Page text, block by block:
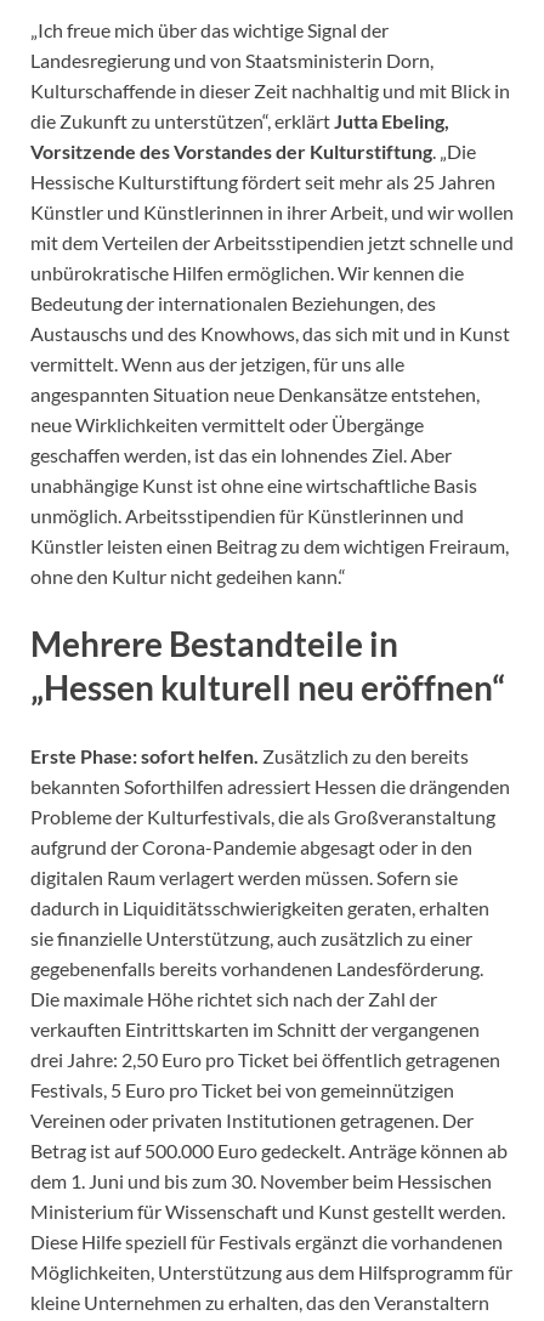
„Ich freue mich über das wichtige Signal der
Landesregierung und von Staatsministerin Dorn,
Kulturschaffende in dieser Zeit nachhaltig und mit Blick in
die Zukunft zu unterstützen“, erklärtJutta Ebeling,
Vorsitzende des Vorstandes der Kulturstiftung. „Die
Hessische Kulturstiftung fördert seit mehr als 25 Jahren
Künstler und Künstlerinnen in ihrer Arbeit, und wir wollen
mit dem Verteilen der Arbeitsstipendien jetzt schnelle und
unbürokratische Hilfen ermöglichen. Wir kennen die
Bedeutung der internationalen Beziehungen, des
Austauschs und des Knowhows, das sich mit und in Kunst
vermittelt. Wenn aus der jetzigen, für uns alle
angespannten Situation neue Denkansätze entstehen,
neue Wirklichkeiten vermittelt oder Übergänge
geschaffen werden, ist das ein lohnendes Ziel. Aber
unabhängige Kunst ist ohne eine wirtschaftliche Basis
unmöglich. Arbeitsstipendien für Künstlerinnen und
Künstler leisten einen Beitrag zu dem wichtigen Freiraum,
ohne den Kultur nicht gedeihen kann.“
Mehrere Bestandteile in
„Hessen kulturell neu eröffnen“
Erste Phase: sofort helfen. Zusätzlich zu den bereits
bekannten Soforthilfen adressiert Hessen die drängenden
Probleme der Kulturfestivals, die als Großveranstaltung
aufgrund der Corona-Pandemie abgesagt oder in den
digitalen Raum verlagert werden müssen. Sofern sie
dadurch in Liquiditätsschwierigkeiten geraten, erhalten
sie finanzielle Unterstützung, auch zusätzlich zu einer
gegebenenfalls bereits vorhandenen Landesförderung.
Die maximale Höhe richtet sich nach der Zahl der
verkauften Eintrittskarten im Schnitt der vergangenen
drei Jahre: 2,50 Euro pro Ticket bei öffentlich getragenen
Festivals, 5 Euro pro Ticket bei von gemeinnützigen
Vereinen oder privaten Institutionen getragenen. Der
Betrag ist auf 500.000 Euro gedeckelt. Anträge können ab
dem 1. Juni und bis zum 30. November beim Hessischen
Ministerium für Wissenschaft und Kunst gestellt werden.
Diese Hilfe speziell für Festivals ergänzt die vorhandenen
Möglichkeiten, Unterstützung aus dem Hilfsprogramm für
kleine Unternehmen zu erhalten, das den Veranstaltern